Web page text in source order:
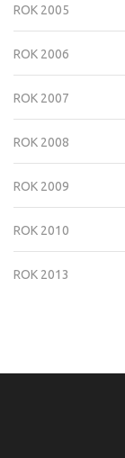
ROK 2005
ROK 2006
ROK 2007
ROK 2008
ROK 2009
ROK 2010
ROK 2013